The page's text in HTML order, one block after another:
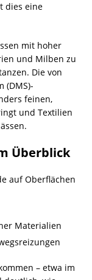
dies eine
mit hoher
und Milben zu
Die von
(DMS)-
feinen,
und Textilien
Überblick
auf Oberflächen
Materialien
– etwa im